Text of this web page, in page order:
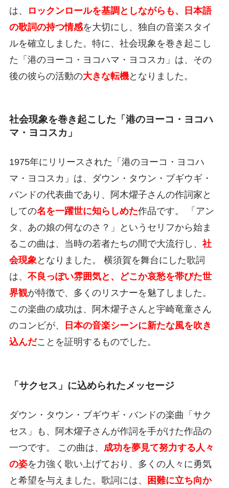
は、
ロックンロールを基調としながらも、日本語
の歌詞の持つ情感を大切にし、独自の音楽スタイ
ルを確立しました。特に、社会現象を巻き起こし
た「港のヨーコ・ヨコハマ・ヨコスカ」は、その
後の彼らの活動の大きな転機となりました。
社会現象を巻き起こした「港のヨーコ・ヨコハ
マ・ヨコスカ」
1975年にリリースされた「港のヨーコ・ヨコハ
マ・ヨコスカ」は、ダウン・タウン・ブギウギ・
バンドの代表曲であり、阿木燿子さんの作詞家と
しての名を一躍世に知らしめた作品です。 「アン
タ、あの娘の何なのさ？」というセリフから始ま
るこの曲は、当時の若者たちの間で大流行し、 社
会現象となりました。 横須賀を舞台にした歌詞
は、 不良っぽい雰囲気と、どこか哀愁を帯びた世
界観が特徴で、多くのリスナーを魅了しました。
この楽曲の成功は、阿木燿子さんと宇崎竜童さん
のコンビが、
日本の音楽シーンに新たな風を吹き
込んだことを証明するものでした。
「サクセス」に込められたメッセージ
ダウン・タウン・ブギウギ・バンドの楽曲「サク
セス」も、阿木燿子さんが作詞を手がけた作品の
一つです。 この曲は、 成功を夢見て努力する人々
の姿を力強く歌い上げており、多くの人々に勇気
と希望を与えました。歌詞には、
困難に立ち向か